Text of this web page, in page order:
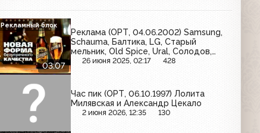
03:07
Реклама (ОРТ, 04.06.2002) Samsung,
Schauma, Балтика, LG, Старый
мельник, Old Spice, Ural, Солодов,
Snickers, МТС
26 июня 2025, 02:17 428
Рекламный блок
Час пик (ОРТ, 06.10.1997) Лолита
Милявская и Александр Цекало
2 июня 2026, 12:35 130